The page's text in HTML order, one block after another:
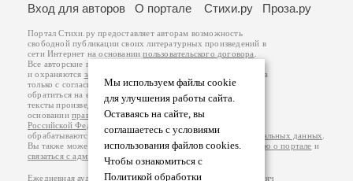
Мы используем файлы cookie
для улучшения работы сайта.
Оставаясь на сайте, вы
соглашаетесь с условиями
использования файлов cookies.
Чтобы ознакомиться с
Политикой обработки
Вход для авторов
О портале Стихи.ру Проза.ру
Портал Стихи.ру предоставляет авторам возможность
свободной публикации своих литературных произведений в
сети Интернет на основаниипользовательского договора
Все авторские права на произведения принадлежат авторам
и охраняются законом
. Перепечатка произведений возможна
только с согласия его автора, к которому вы можете
обратиться на его авторской странице. Ответственность за
тексты произведений авторы несут самостоятельно на
основанииправил публикацииизаконодательства
Российской Федерации
обрабатываются на основанииПолитики обработки персональных данных
Вы также можете посмотреть более подробнуюинформацию о портале и
связаться с администрацией
Ежедневная аудитория портала Стихи.ру – порядка 200 тысяч